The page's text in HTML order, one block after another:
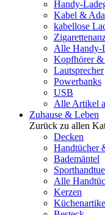
Handy-
Kabel &
kabellose
Alle Handy-
Kopfhörer &
Lautsprecher
Powerbanks
USB
Alle Artikel
Zuhause & Leben
Zurück zu allen
Decken
Handtücher
Bademäntel
Alle
Kerzen